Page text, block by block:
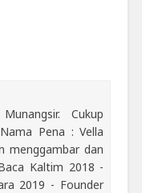
Cukup
Pena : Vella
menggambar dan
Kaltim 2018 -
2019 - Founder